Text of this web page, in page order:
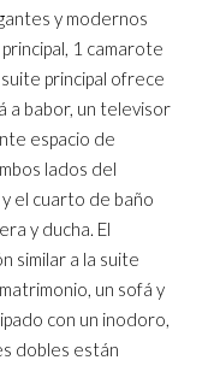
y modernos
1 camarote
principal ofrece
a babor, un televisor
espacio de
lados del
el cuarto de baño
y ducha. El
similar a la suite
un sofá y
con un inodoro,
dobles están